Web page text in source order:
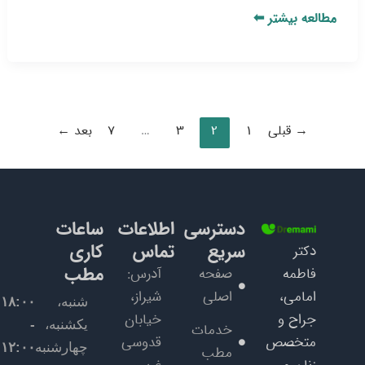
مطالعه بیشتر ⬅
→ قبلی 1
2
3
…
7 بعد ←
دکتر
فاطمه
امامی،
جراح و
متخصص
دسترسی
سریع
صفحه
اصلی
خدمات
مطب
اطلاعات
تماس
آدرس:
شیراز،
خیابان
قدوسی
ساعات
کاری
مطب
شنبه،
یکشنبه،
چهارشنبه
۱۸:۰۰
-
۱۲:۰۰